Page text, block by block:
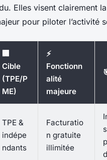
Elles visent clairement
pour piloter l’activité
🏢
Cible
(TPE/P
ME)
⚡
Fonctionn
alité
majeure
TPE &
indépe
ndants
Facturatio
n gratuite
illimitée